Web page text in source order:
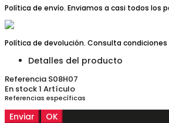
Política de envío. Enviamos a casi todos los
Política de devolución. Consulta condiciones
Detalles del producto
Referencia S08H07
En stock1 Artículo
Referencias específicas